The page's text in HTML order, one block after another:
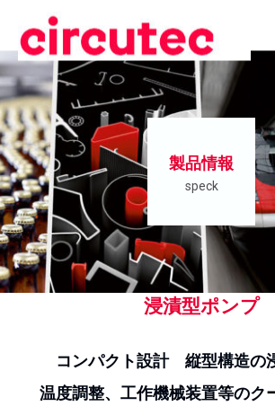
製品情報
speck
浸漬型ポンプ
コンパクト設計 縦型構造の
温度調整、工作機械装置等のク
TOP
製品紹介
スペック社の製品特徴
ポンプを探す
実績用途一覧
会社概要